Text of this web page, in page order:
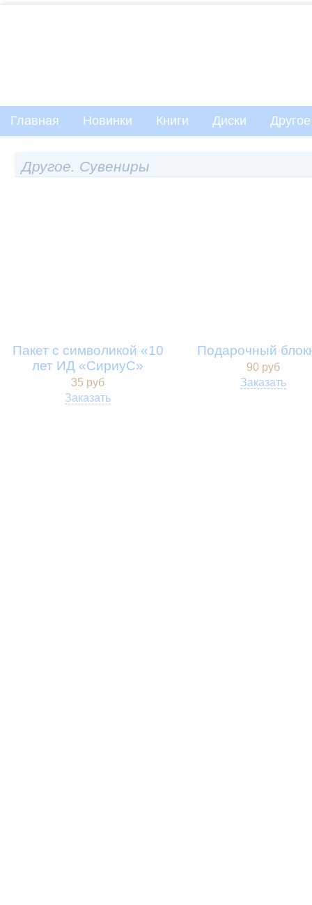
Главная Новинки Книги Диски Другое
Другое. Сувениры
Пакет с символикой «10
лет ИД «СириуС»
35 руб
Заказать
Подарочный
90 руб
Заказать